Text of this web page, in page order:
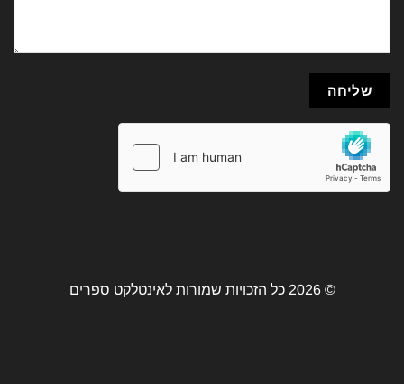
© 2026 כל הזכויות שמורות לאינטלקט ספרים